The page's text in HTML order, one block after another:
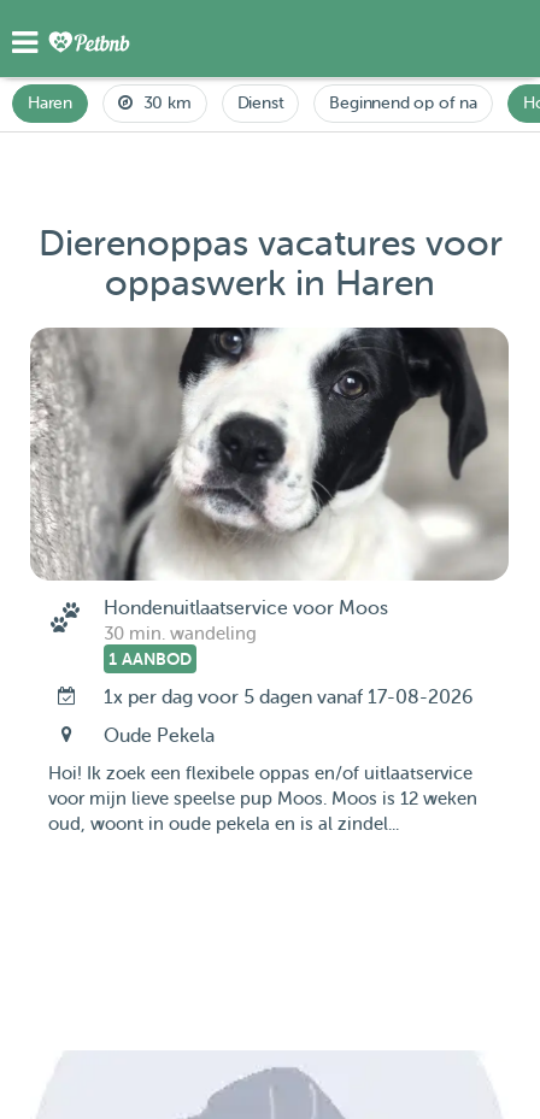
Haren 30 km Dienst Beginnend op of na
Dierenoppas vacatures voor
oppaswerk in Haren
Hondenuitlaatservice voor Moos
30 min. wandeling
1 AANBOD
1x per dag voor 5 dagen vanaf 17-08-2026
Oude Pekela
Hoi! Ik zoek een flexibele oppas en/of uitlaatservice
voor mijn lieve speelse pup Moos. Moos is 12 weken
oud, woont in oude pekela en is al zindel...